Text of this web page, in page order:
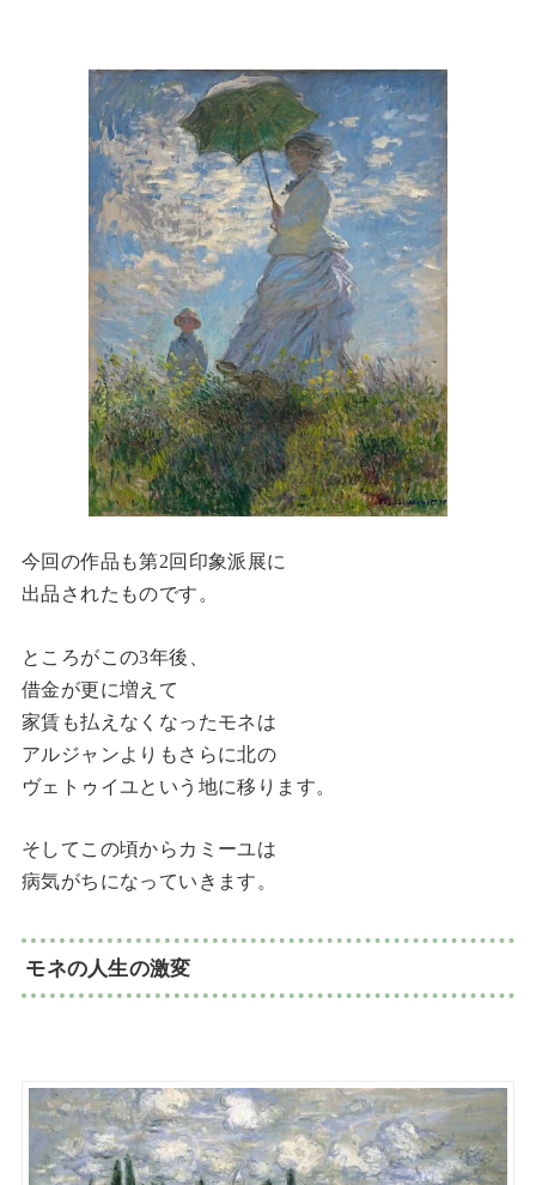
今回の作品も第2回印象派展に
出品されたものです。
ところがこの3年後、
借金が更に増えて
家賃も払えなくなったモネは
アルジャンよりもさらに北の
ヴェトゥイユという地に移ります。
そしてこの頃からカミーユは
病気がちになっていきます。
モネの人生の激変